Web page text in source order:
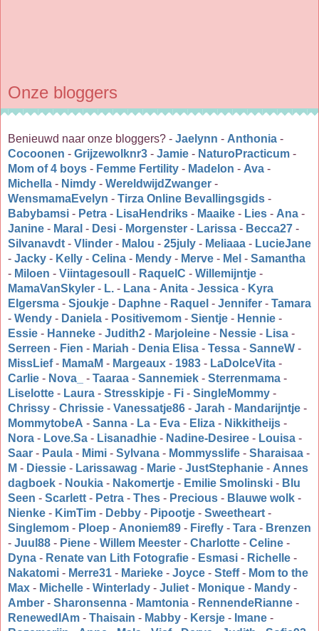
Onze bloggers
Benieuwd naar onze bloggers? - Jaelynn - Anthonia -
Cocoonen - Grijzewolknr3 - Jamie - NaturoPracticum -
Mom of 4 boys - Femme Fertility - Madelon - Ava -
Michella - Nimdy - WereldwijdZwanger -
WensmamaEvelyn - Tirza Online Bevallingsgids -
Babybamsi - Petra - LisaHendriks - Maaike - Lies - Ana -
Janine - Maral - Desi - Morgenster - Larissa - Becca27 -
Silvanavdt - Vlinder - Malou - 25july - Meliaaa - LucieJane
- Jacky - Kelly - Celina - Mendy - Merve - Mel - Samantha
- Miloen - Viintagesoull - RaquelC - Willemijntje -
MamaVanSkyler - L. - Lana - Anita - Jessica - Kyra
Elgersma - Sjoukje - Daphne - Raquel - Jennifer - Tamara
- Wendy - Daniela - Positivemom - Sientje - Hennie -
Essie - Hanneke - Judith2 - Marjoleine - Nessie - Lisa -
Serreen - Fien - Mariah - Denia Elisa - Tessa - SanneW -
MissLief- MamaM - Margeaux - 1983 - LaDolceVita -
Carlie - Nova_ - Taaraa - Sannemiek - Sterrenmama -
Liselotte - Laura - Stresskipje - Fi - SingleMommy -
Chrissy - Chrissie - Vanessatje86 - Jarah - Mandarijntje -
MommytobeA - Sanna - La - Eva - Eliza - Nikkitheijs -
Nora - Love.Sa - Lisanadhie - Nadine-Desiree - Louisa -
Saar - Paula - Mimi - Sylvana - Mommysslife - Sharaisaa -
M - Diessie - Larissawag - Marie - JustStephanie - Annes
dagboek - Noukia - Nakomertje - Emilie Smolinski - Blu
Seen - Scarlett - Petra - Thes - Precious - Blauwe wolk -
Nienke - KimTim - Debby - Pipootje - Sweetheart -
Singlemom - Ploep - Anoniem89 - Firefly - Tara - Brenzen
- Juul88 - Piene - Willem Meester - Charlotte - Celine -
Dyna - Renate van Lith Fotografie - Esmasi - Richelle -
Nakatomi - Merre31 - Marieke - Joyce - Steff- Mom to the
Max - Michelle - Winterlady - Juliet - Monique - Mandy -
Amber - Sharonsenna - Mamtonia - RennendeRianne -
RenewedIAm - Thaisain - Mabby - Kersje - Imane -